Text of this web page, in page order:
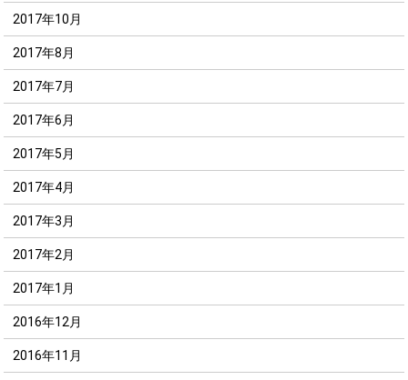
2017年10月
2017年8月
2017年7月
2017年6月
2017年5月
2017年4月
2017年3月
2017年2月
2017年1月
2016年12月
2016年11月